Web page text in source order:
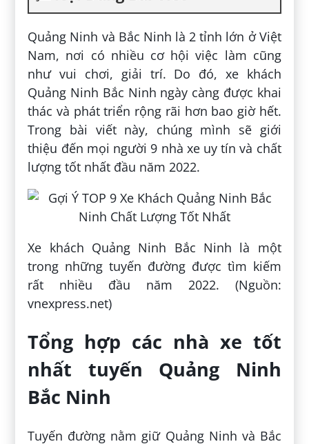
Quảng Ninh và Bắc Ninh là 2 tỉnh lớn ở Việt
Nam, nơi có nhiều cơ hội việc làm cũng
như vui chơi, giải trí. Do đó, xe khách
Quảng Ninh Bắc Ninh ngày càng được khai
thác và phát triển rộng rãi hơn bao giờ hết.
Trong bài viết này, chúng mình sẽ giới
thiệu đến mọi người 9 nhà xe uy tín và chất
lượng tốt nhất đầu năm 2022.
Xe khách Quảng Ninh Bắc Ninh là một
trong những tuyến đường được tìm kiếm
rất nhiều đầu năm 2022. (Nguồn:
vnexpress.net)
Tổng hợp các nhà xe tốt
nhất tuyến Quảng Ninh
Bắc Ninh
Tuyến đường nằm giữ Quảng Ninh và Bắc